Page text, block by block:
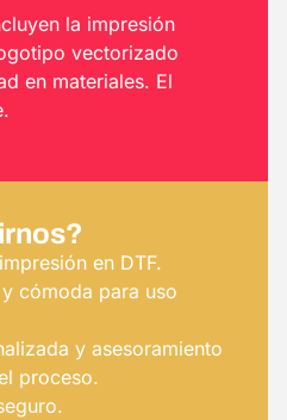
la impresión
vectorizado
en materiales. El
en DTF.
cómoda para uso
y asesoramiento
proceso.